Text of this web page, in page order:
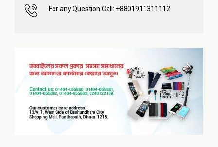
For any Question Call: +8801911311112